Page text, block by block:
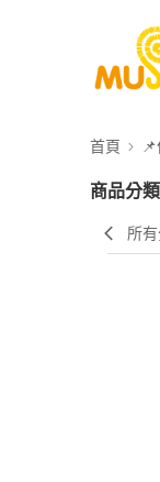
首頁
商品分類
所